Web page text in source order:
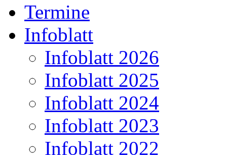
Termine
Infoblatt
Infoblatt 2026
Infoblatt 2025
Infoblatt 2024
Infoblatt 2023
Infoblatt 2022